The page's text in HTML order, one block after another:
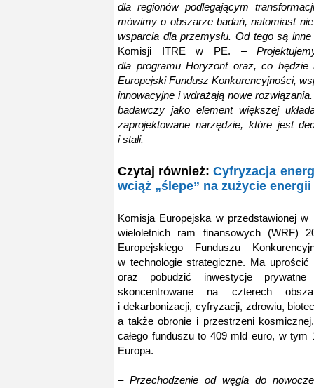
dla regionów podlegającym
mówimy o obszarze badań, natomiast
wsparcia dla przemysłu. Od tego są
Komisji ITRE w PE. –
dla programu Horyzont oraz, co będzie
Europejski Fundusz Konkurencyjności,
innowacyjne i wdrażają nowe
badawczy jako element większej
zaprojektowane narzędzie, które jest
i stali.
Czytaj również:Cyfryzacja
wciąż „ślepe” na zużycie energii
Komisja Europejska w przedstawionej
wieloletnich ram finansowych (WRF)
Europejskiego Funduszu
w technologie strategiczne. Ma
oraz pobudzić inwestycje
skoncentrowane na czterech
i dekarbonizacji, cyfryzacji, zdrowiu,
a także obronie i przestrzeni
całego funduszu to 409 mld euro, w
Europa.
–Przechodzenie od węgla do